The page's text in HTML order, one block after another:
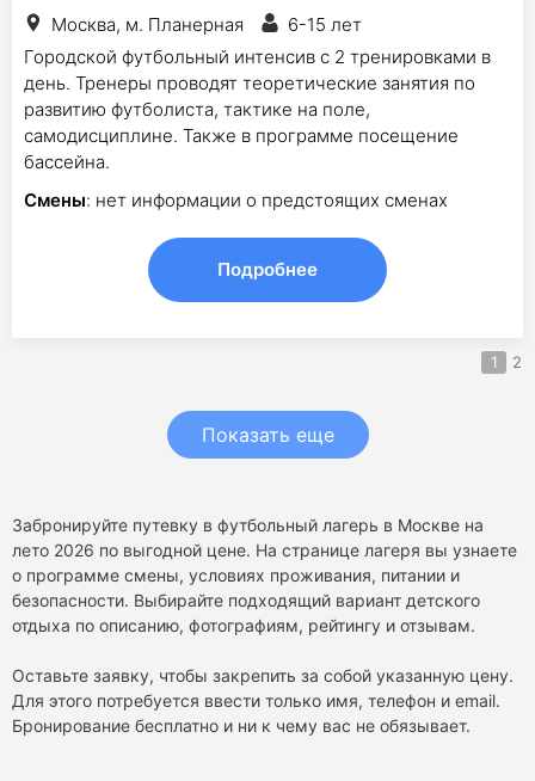
Москва, м. Планерная
6-15 лет
Городской футбольный интенсив с 2 тренировками в
день. Тренеры проводят теоретические занятия по
развитию футболиста, тактике на поле,
самодисциплине. Также в программе посещение
бассейна.
Смены: нет информации о предстоящих сменах
Подробнее
1 2
Показать еще
Забронируйте путевку в футбольный лагерь в Москве на
лето 2026 по выгодной цене. На странице лагеря вы узнаете
о программе смены, условиях проживания, питании и
безопасности. Выбирайте подходящий вариант детского
отдыха по описанию, фотографиям, рейтингу и отзывам.
Оставьте заявку, чтобы закрепить за собой указанную цену.
Для этого потребуется ввести только имя, телефон и email.
Бронирование бесплатно и ни к чему вас не обязывает.